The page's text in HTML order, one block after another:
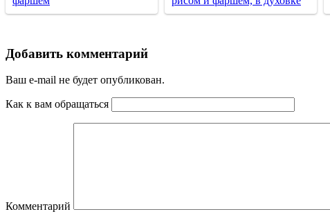
Добавить комментарий
Ваш e-mail не будет опубликован.
Как к вам обращаться
Комментарий